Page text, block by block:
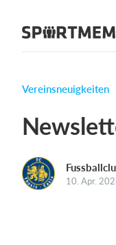
Über
Funktionen
Vereinsneuigkeiten
10. Apr.